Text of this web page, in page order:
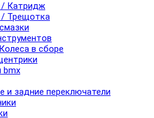
/ Катридж
/ Трещотка
в сборе
bmx
и задние переключатели